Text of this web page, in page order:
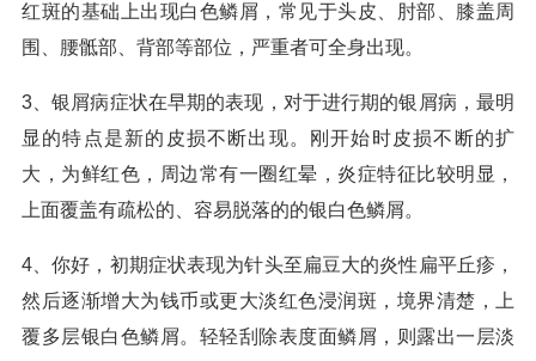
红斑的基础上出现白色鳞屑，常见于头皮、肘部、膝盖周
围、腰骶部、背部等部位，严重者可全身出现。
3、银屑病症状在早期的表现，对于进行期的银屑病，最明
显的特点是新的皮损不断出现。刚开始时皮损不断的扩
大，为鲜红色，周边常有一圈红晕，炎症特征比较明显，
上面覆盖有疏松的、容易脱落的的银白色鳞屑。
4、你好，初期症状表现为针头至扁豆大的炎性扁平丘疹，
然后逐渐增大为钱币或更大淡红色浸润斑，境界清楚，上
覆多层银白色鳞屑。轻轻刮除表度面鳞屑，则露出一层淡